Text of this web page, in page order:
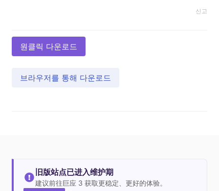
신고
원클릭 다운로드
브라우저를 통해 다운로드
旧版站点已进入维护期
建议前往巨应 3 获取更稳定、更好的体验。